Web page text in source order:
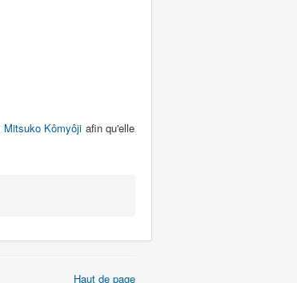
Mitsuko Kômyôji afin qu'elle
Haut de page